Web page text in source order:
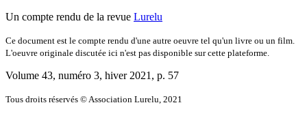
Un compte rendu de la revue Lurelu
Ce document est le compte rendu d'une autre oeuvre tel qu'un livre ou un film.
L'oeuvre originale discutée ici n'est pas disponible sur cette plateforme.
Volume 43, numéro 3, hiver 2021 , p. 57
Tous droits réservés © Association Lurelu, 2021